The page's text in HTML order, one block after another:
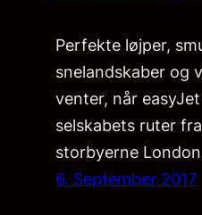
Perfekte løjper,
snelandskaber og
venter, når
selskabets ruter
storbyerne
6. September 2017